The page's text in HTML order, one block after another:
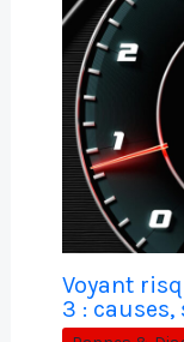
Voyant
3 :